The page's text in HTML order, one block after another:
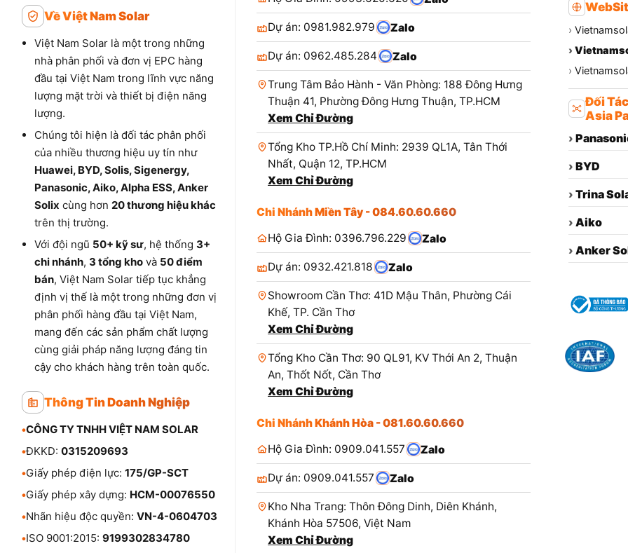
Về Việt Nam Solar
Việt Nam Solar là một trong những
nhà phân phối và đơn vị EPC hàng
đầu tại Việt Nam trong lĩnh vực năng
lượng mặt trời và thiết bị điện năng
lượng.
Chúng tôi hiện là đối tác phân phối
của nhiều thương hiệu uy tín như
Huawei, BYD, Solis, Sigenergy,
Panasonic, Aiko, Alpha ESS, Anker
Solix cùng hơn 20 thương hiệu khác
trên thị trường.
Với đội ngũ 50+ kỹ sư, hệ thống 3+
chi nhánh, 3 tổng kho và 50 điểm
bán, Việt Nam Solar tiếp tục khẳng
định vị thế là một trong những đơn vị
phân phối hàng đầu tại Việt Nam,
mang đến các sản phẩm chất lượng
cùng giải pháp năng lượng đáng tin
cậy cho khách hàng trên toàn quốc.
Thông Tin Doanh Nghiệp
•CÔNG TY TNHH VIỆT NAM SOLAR
•ĐKKD: 0315209693
•Giấy phép điện lực: 175/GP-SCT
•Giấy phép xây dựng: HCM-00076550
•Nhãn hiệu độc quyền: VN-4-0604703
•ISO 9001:2015: 9199302834780
Dự án: 0981.982.979 Zalo
Dự án: 0962.485.284 Zalo
Trung Tâm Bảo Hành - Văn Phòng: 188 Đông Hưng
Thuận 41, Phường Đông Hưng Thuận, TP.HCM
Xem Chỉ Đường
Tổng Kho TP.Hồ Chí Minh: 2939 QL1A, Tân Thới
Nhất, Quận 12, TP.HCM
Xem Chỉ Đường
Chi Nhánh Miền Tây - 084.60.60.660
Hộ Gia Đình: 0396.796.229
Zalo
Dự án: 0932.421.818 Zalo
Showroom Cần Thơ: 41D Mậu Thân, Phường Cái
Khế, TP. Cần Thơ
Xem Chỉ Đường
Tổng Kho Cần Thơ: 90 QL91, KV Thới An 2, Thuận
An, Thốt Nốt, Cần Thơ
Xem Chỉ Đường
Chi Nhánh Khánh Hòa - 081.60.60.660
Hộ Gia Đình: 0909.041.557
Zalo
Dự án: 0909.041.557 Zalo
Kho Nha Trang: Thôn Đông Dinh, Diên Khánh,
Khánh Hòa 57506, Việt Nam
Xem Chỉ Đường
›
›
›
Đối
Asia
›
› BYD
› Trina
› Aiko
› Anker